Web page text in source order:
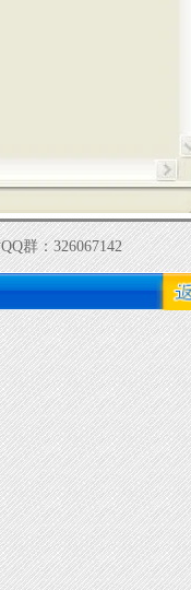
群：326067142